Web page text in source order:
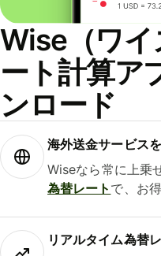
Wise（ワ
ート計算ア
ンロード
海外送金サービス
Wiseなら常に上乗
為替レート で、お
リアルタイム為替